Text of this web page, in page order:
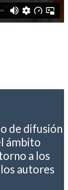
de difusión
ámbito
a los
autores